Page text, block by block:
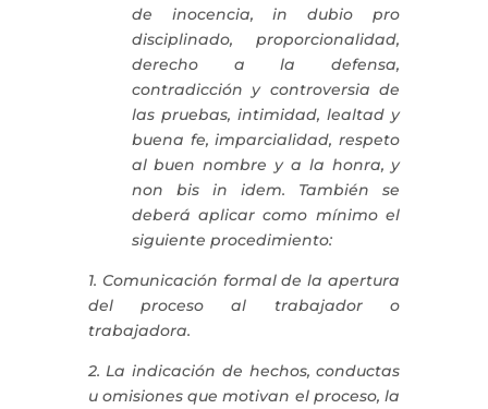
de inocencia, in dubio pro
disciplinado, proporcionalidad,
derecho a la defensa,
contradicción y controversia de
las pruebas, intimidad, lealtad y
buena fe, imparcialidad, respeto
al buen nombre y a la honra, y
non bis in idem. También se
deberá aplicar como mínimo el
siguiente procedimiento:
1. Comunicación formal de la apertura
del proceso al trabajador o
trabajadora.
2. La indicación de hechos, conductas
u omisiones que motivan el proceso, la